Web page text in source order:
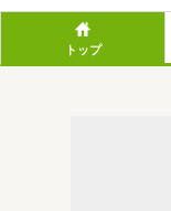
トップ